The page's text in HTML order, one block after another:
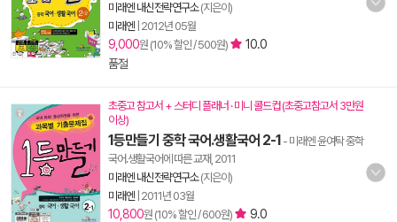
미래엔 내신전략연구소(지은이)
미래엔 2012년 05월
9,000원 (10% 할인 / 500원)
10.0
품절
초중고 참고서 + 스터디 플래너 · 미니 콜드컵 (초중고참고서 3만원
이상)
1등만들기 중학 국어.생활국어 2-1 - 미래엔 윤여탁 중학
국어.생활국어에 따른 교재, 2011
미래엔 내신전략연구소(지은이)
미래엔 2011년 03월
10,800원 (10% 할인 / 600원)
9.0